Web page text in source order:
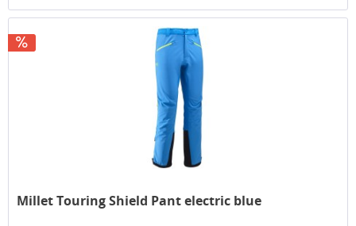
Millet Touring Shield Pant electric blue